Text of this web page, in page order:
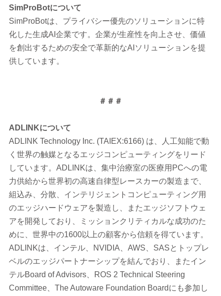
SimProBotについて
SimProBotは、プライバシー優先のソリューションに特
化した生成AI企業です。企業が生産性を向上させ、価値
を創出するための安全で革新的なAIソリューションを提
供しています。
＃＃＃
ADLINKについて
ADLINK Technology Inc. (TAIEX:6166) は、人工知能で動
く世界の触媒となるエッジコンピューティングをリード
しています。ADLINKは、集中治療室の医療用PCへの電
力供給から世界初の高速自律型レースカーの製造まで、
組込み、分散、インテリジェントコンピューティング用
のエッジハードウェアを製造し、またエッジソフトウェ
アを開発しており、ミッションクリティカルな成功のた
めに、世界中の1600以上の顧客から信頼を得ています。
ADLINKは、インテル、NVIDIA、AWS、SASとトップレ
ベルのエッジパートナーシップを結んでおり、またイン
テルBoard of Advisors、ROS 2 Technical Steering
Committee、The Autoware Foundation Boardにも参加し